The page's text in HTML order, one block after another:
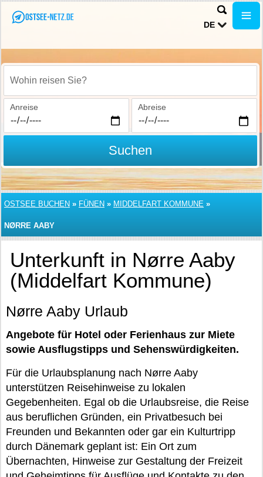
DE
Wohin reisen Sie?
Anreise Abreise
Suchen
OSTSEE BUCHEN » FÜNEN » MIDDELFART KOMMUNE »
NØRRE AABY
Unterkunft in Nørre Aaby
(Middelfart Kommune)
Nørre Aaby Urlaub
Angebote für Hotel oder Ferienhaus zur Miete
sowie Ausflugstipps und Sehenswürdigkeiten.
Für die Urlaubsplanung nach Nørre Aaby
unterstützen Reisehinweise zu lokalen
Gegebenheiten. Egal ob die Urlaubsreise, die Reise
aus beruflichen Gründen, ein Privatbesuch bei
Freunden und Bekannten oder gar ein Kulturtripp
durch Dänemark geplant ist: Ein Ort zum
Übernachten, Hinweise zur Gestaltung der Freizeit